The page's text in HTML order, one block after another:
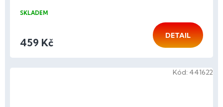
SKLADEM
459 Kč
DETAIL
Kód: 441622